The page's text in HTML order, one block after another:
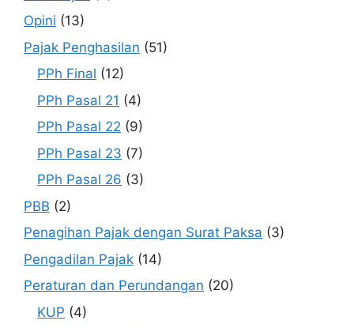
Opini (13)
Pajak Penghasilan (51)
PPh Final (12)
PPh Pasal 21 (4)
PPh Pasal 22 (9)
PPh Pasal 23 (7)
PPh Pasal 26 (3)
PBB (2)
Penagihan Pajak dengan Surat Paksa (3)
Pengadilan Pajak (14)
Peraturan dan Perundangan (20)
KUP (4)